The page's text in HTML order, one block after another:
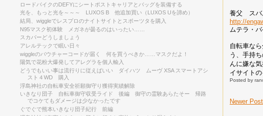
養父 ス
http://
ムテラ・バ
自転車な
う、手持
んに嫌な
イサイト
Posted by
Newer Post
ロードバイクのDEFYにシートポストキャリアとバッグを装備する
光を、もっと光を～～～ LUXOS B 他追加買い（LUXOS Uを諦め）
結局、wiggleでレスプロのナイトサイトとスポーツタを購入
N95マスク初体験 メガネが曇るのはいったい……
スカパーどうしましょう
アレルテックで眠い日々
wiggleのバウチャーコードが届く 何を買うべきか……マスクだよ！
陽気で花粉大爆発してアレグラを個人輸入
どうでもいい事は流行りに従えばいい ダイハツ ムーヴ XSA スマートアシ
スト４WD 購入
浮島神社の自転車安全祈願御守り獲得実績解除
いきなり団子 自転車御守収受ライド 後編 御守の霊験あらたそー 帰路
でコケてもダメージは少なかったです
ぐでぐで熊本いきなり団子紀行 前編